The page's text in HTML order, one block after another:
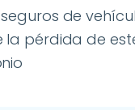
de
la pérdida de